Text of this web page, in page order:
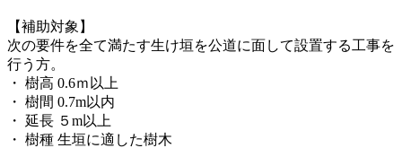
【補助対象】
次の要件を全て満たす生け垣を公道に面して設置する工事を
行う方。
・ 樹高 0.6ｍ以上
・ 樹間 0.7m以内
・ 延長 ５m以上
・ 樹種 生垣に適した樹木